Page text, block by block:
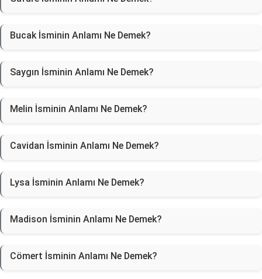
Bucak İsminin Anlamı Ne Demek?
Saygın İsminin Anlamı Ne Demek?
Melin İsminin Anlamı Ne Demek?
Cavidan İsminin Anlamı Ne Demek?
Lysa İsminin Anlamı Ne Demek?
Madison İsminin Anlamı Ne Demek?
Cömert İsminin Anlamı Ne Demek?